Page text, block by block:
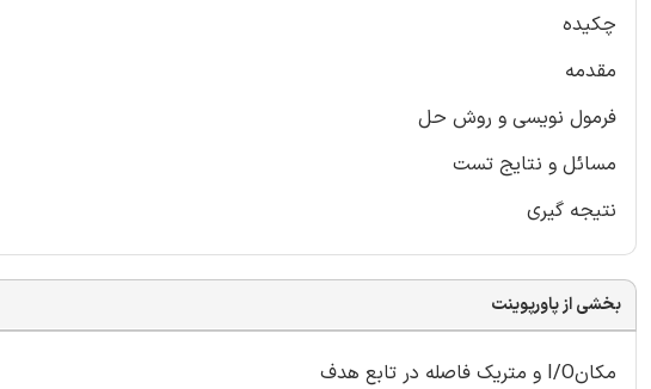
چکیده
مقدمه
فرمول نویسی و روش حل
مسائل و نتایج تست
نتیجه گیری
بخشی از پاورپوینت
مکانI/O و متریک فاصله در تابع هدف